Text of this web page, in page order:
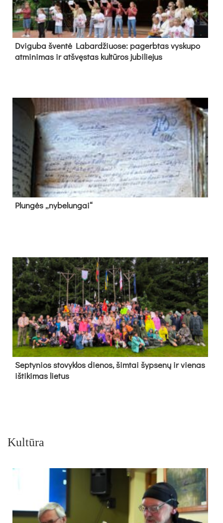
Dvi­gu­ba šven­tė La­bar­džiuo­se: pa­gerb­tas vys­ku­po
at­mi­ni­mas ir at­švęs­tas kul­tū­ros ju­bi­lie­jus
Plun­gės „ny­be­lun­gai“
Sep­ty­nios sto­vyk­los die­nos, šim­tai šyp­se­nų ir vie­nas
iš­ti­ki­mas lie­tus
Kultūra